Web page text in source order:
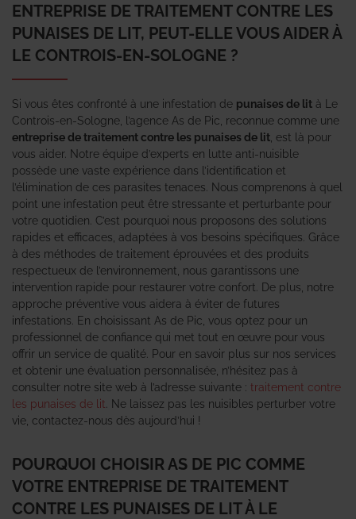
ENTREPRISE DE TRAITEMENT CONTRE LES
PUNAISES DE LIT, PEUT-ELLE VOUS AIDER À
LE CONTROIS-EN-SOLOGNE ?
Si vous êtes confronté à une infestation de punaises de lit à Le
Controis-en-Sologne, l’agence As de Pic, reconnue comme une
entreprise de traitement contre les punaises de lit , est là pour
vous aider. Notre équipe d’experts en lutte anti-nuisible
possède une vaste expérience dans l’identification et
l’élimination de ces parasites tenaces. Nous comprenons à quel
point une infestation peut être stressante et perturbante pour
votre quotidien. C’est pourquoi nous proposons des solutions
rapides et efficaces, adaptées à vos besoins spécifiques. Grâce
à des méthodes de traitement éprouvées et des produits
respectueux de l’environnement, nous garantissons une
intervention rapide pour restaurer votre confort. De plus, notre
approche préventive vous aidera à éviter de futures
infestations. En choisissant As de Pic, vous optez pour un
professionnel de confiance qui met tout en œuvre pour vous
offrir un service de qualité. Pour en savoir plus sur nos services
et obtenir une évaluation personnalisée, n’hésitez pas à
consulter notre site web à l’adresse suivante : traitement contre
les punaises de lit . Ne laissez pas les nuisibles perturber votre
vie, contactez-nous dès aujourd’hui !
POURQUOI CHOISIR AS DE PIC COMME
VOTRE ENTREPRISE DE TRAITEMENT
CONTRE LES PUNAISES DE LIT À LE